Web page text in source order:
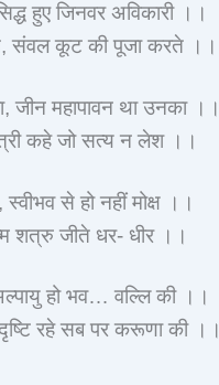
हुए जिनवर अविकारी ।।
संवल कूट की पूजा करते ।।
जीन महापावन था उनका ।।
कहे जो सत्य न लेश ।।
से हो नहीं मोक्ष ।।
शत्रु जीते धर- धीर ।।
हो भव… वल्लि की ।।
रहे सब पर करूणा की ।।